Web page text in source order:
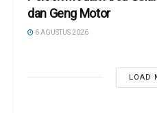
dan Geng Motor
6 AGUSTUS 2026
LOAD